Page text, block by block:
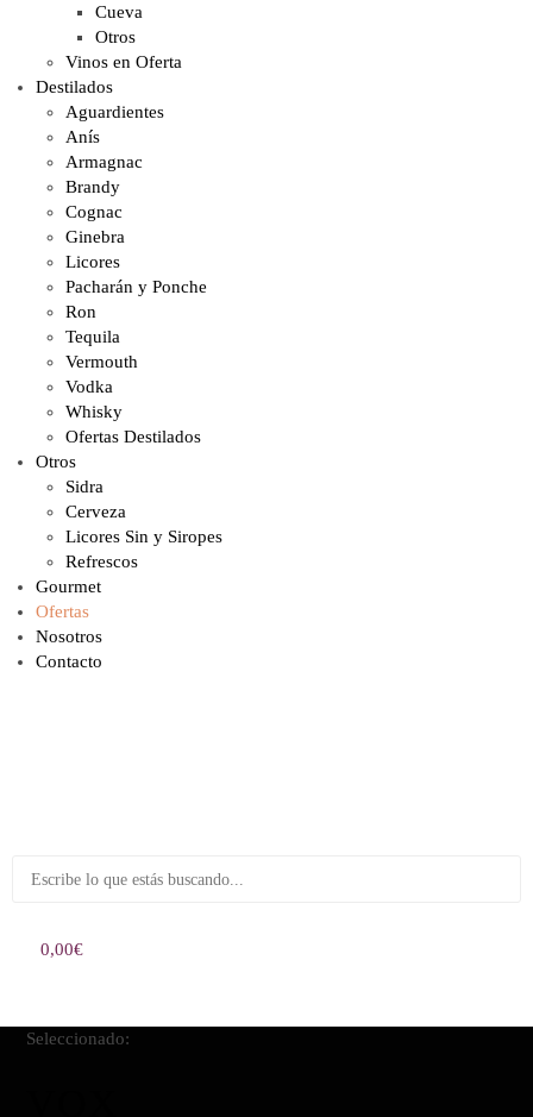
Cueva
Otros
Vinos en Oferta
Destilados
Aguardientes
Anís
Armagnac
Brandy
Cognac
Ginebra
Licores
Pacharán y Ponche
Ron
Tequila
Vermouth
Vodka
Whisky
Ofertas Destilados
Otros
Sidra
Cerveza
Licores Sin y Siropes
Refrescos
Gourmet
Ofertas
Nosotros
Contacto
0,00€
Seleccionado: